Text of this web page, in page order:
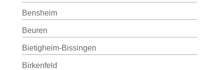
Bensheim
Beuren
Bietigheim-Bissingen
Birkenfeld